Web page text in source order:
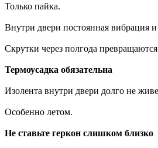
Только пайка.
Внутри двери постоянная вибрация
Скрутки через полгода
Термоусадка обязательна
Изолента внутри двери долго не
Особенно летом.
Не ставьте геркон слишком близко